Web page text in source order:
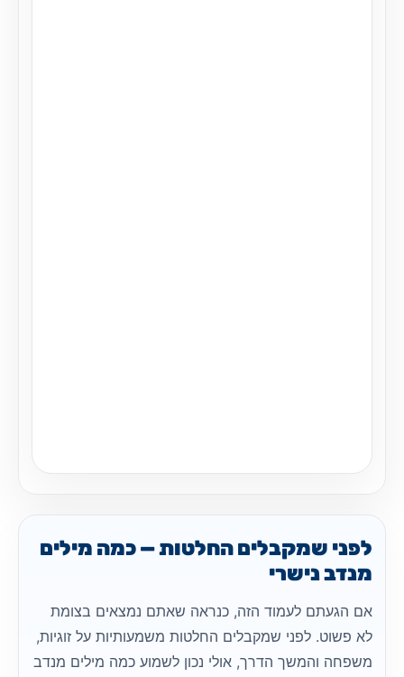
לפני שמקבלים החלטות — כמה מילים
מנדב נישרי
אם הגעתם לעמוד הזה, כנראה שאתם נמצאים בצומת
לא פשוט. לפני שמקבלים החלטות משמעותיות על זוגיות,
משפחה והמשך הדרך, אולי נכון לשמוע כמה מילים מנדב